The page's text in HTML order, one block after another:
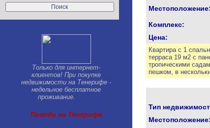
Granadilla
Guargacho
La Laguna
La Orotava
La Quinta
Las Chafiras
Только для интернет-
клиентов! При покупке
недвижимости на Тенерифе -
недельное бесплатное
проживание.
Погода на Тенерифе
Местоположение:
Комплекс:
Цена:
Квартира с 1
терраса 19 м2 с
тропическими
пешком, в
Тип
Местоположение: